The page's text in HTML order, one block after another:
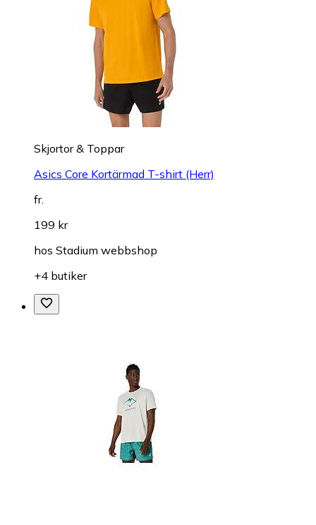
Skjortor & Toppar
Asics Core Kortärmad T-shirt (Herr)
fr.
199 kr
hos Stadium webbshop
+4 butiker